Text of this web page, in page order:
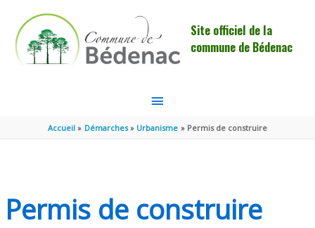
Site officiel de la
commune de Bédenac
MENU
PRINCIPAL
Accueil Démarches Urbanisme Permis de construire
Permis de construire